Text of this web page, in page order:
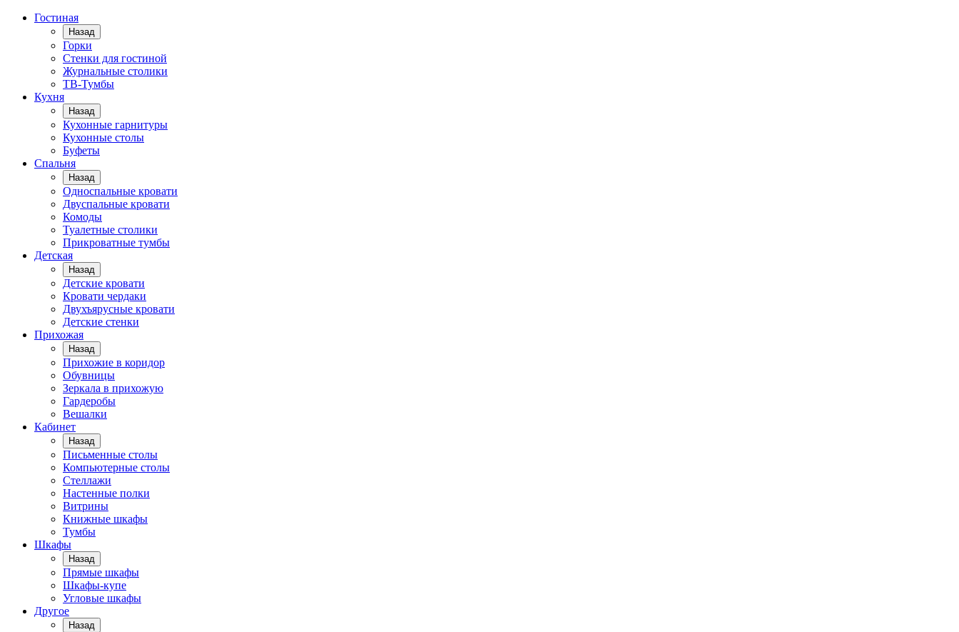
Гостиная
Назад
Горки
Стенки для гостиной
Журнальные столики
TВ-Тумбы
Кухня
Назад
Кухонные гарнитуры
Кухонные столы
Буфеты
Спальня
Назад
Односпальные кровати
Двуспальные кровати
Комоды
Туалетные столики
Прикроватные тумбы
Детская
Назад
Детские кровати
Кровати чердаки
Двухъярусные кровати
Детские стенки
Прихожая
Назад
Прихожие в коридор
Обувницы
Зеркала в прихожую
Гардеробы
Вешалки
Кабинет
Назад
Письменные столы
Компьютерные столы
Стеллажи
Настенные полки
Витрины
Книжные шкафы
Тумбы
Шкафы
Назад
Прямые шкафы
Шкафы-купе
Угловые шкафы
Другое
Назад